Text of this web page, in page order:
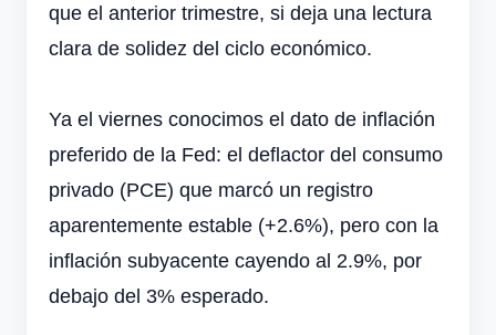
que el anterior trimestre, si deja una lectura
clara de solidez del ciclo económico.
Ya el viernes conocimos el dato de inflación
preferido de la Fed: el deflactor del consumo
privado (PCE) que marcó un registro
aparentemente estable (+2.6%), pero con la
inflación subyacente cayendo al 2.9%, por
debajo del 3% esperado.